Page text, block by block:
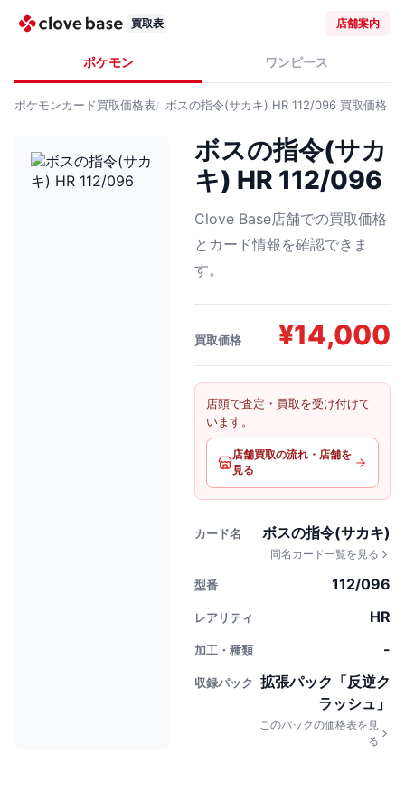
買取表 店舗案内
ポケモン ワンピース
ポケモンカード買取価格表 ボスの指令(サカキ) HR 112/096 買取価格
ボスの指令(サカ
キ) HR 112/096
Clove Base店舗での買取価格
とカード情報を確認できま
す。
買取価格 ¥14,000
店頭で査定・買取を受け付けて
います。
店舗買取の流れ・店舗を
見る
カード名 ボスの指令(サカキ)
同名カード一覧を見る
型番 112/096
レアリティ HR
加工・種類 -
収録パック
拡張パック「反逆ク
ラッシュ」
このパックの価格表を見
る